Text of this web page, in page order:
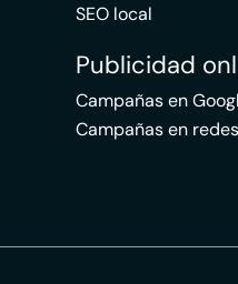
SEO local
Publicidad
Campañas en
Campañas en